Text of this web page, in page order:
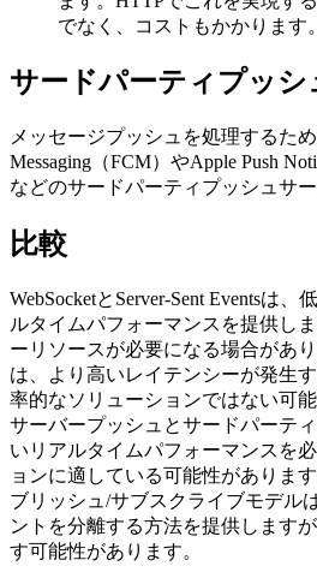
でなく、コストもかかります。
サードパーティプッシ
メッセージプッシュを処理するため
Messaging（FCM）やApple Push
などのサードパーティプッシュサ
比較
WebSocketとServer-Sent Eventsは
ルタイムパフォーマンスを提供し
ーリソースが必要になる場合があ
は、より高いレイテンシーが発生
率的なソリューションではない可
サーバープッシュとサードパーテ
いリアルタイムパフォーマンスを
ョンに適している可能性がありま
ブリッシュ/サブスクライブモデル
ントを分離する方法を提供します
す可能性があります。